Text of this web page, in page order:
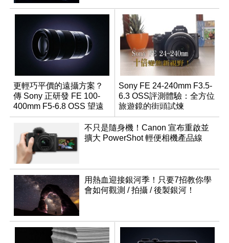
更輕巧平價的遠攝方案？
傳 Sony 正研發 FE 100-
400mm F5-6.8 OSS 望遠
變焦鏡頭
Sony FE 24-240mm F3.5-
6.3 OSS評測體驗：全方位
旅遊鏡的街頭試煉
不只是隨身機！Canon 宣布重啟並
擴大 PowerShot 輕便相機產品線
用熱血迎接銀河季！只要7招教你學
會如何觀測 / 拍攝 / 後製銀河！